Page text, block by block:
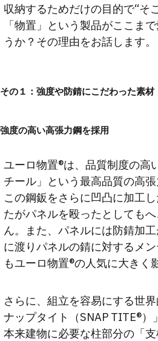
収納するためだけの目的で“そ
「物置」という製品がここま
うか？その理由をお話します。
その１：強度や防錆にこだわった素材
強度の高い高張力鋼を採用
ユーロ物置®は、品質制度の高
チール」という最高品質の高張
この鋼鈑をさらに凹凸に加工
たがパネルを殴ったとしても
ん。また、パネルには防錆加
に渡りパネルの錆に対するメ
もユーロ物置®の人気に大きく
さらに、組立を容易にする世
ナップタイト（SNAP TITE®）
本来建物に必要な柱部分の「